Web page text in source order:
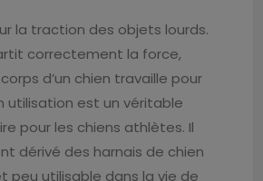
la traction des objets lourds.
correctement la force,
d’un chien travaille pour
utilisation est un véritable
pour les chiens athlètes. Il
dérivé des harnais de chien
peu utilisable dans la vie de